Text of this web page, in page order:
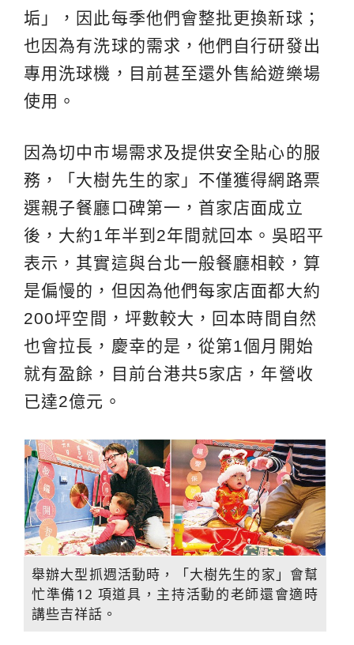
垢」，因此每季他們會整批更換新球；
也因為有洗球的需求，他們自行研發出
專用洗球機，目前甚至還外售給遊樂場
使用。
因為切中市場需求及提供安全貼心的服
務，「大樹先生的家」不僅獲得網路票
選親子餐廳口碑第一，首家店面成立
後，大約1年半到2年間就回本。吳昭平
表示，其實這與台北一般餐廳相較，算
是偏慢的，但因為他們每家店面都大約
200坪空間，坪數較大，回本時間自然
也會拉長，慶幸的是，從第1個月開始
就有盈餘，目前台港共5家店，年營收
已達2億元。
舉辦大型抓週活動時，「大樹先生的家」會幫
忙準備12 項道具，主持活動的老師還會適時
講些吉祥話。